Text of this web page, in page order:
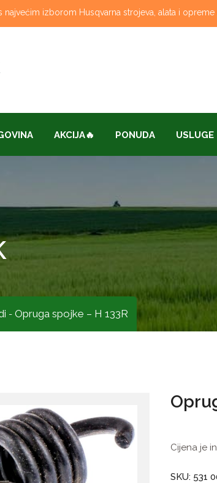
najvećim izborom Husqvarna strojeva, alata i opreme
AKCIJA🔥 PONUDA USLUGE
- Opruga spojke – H 133R
Cijena je
SKU: 531